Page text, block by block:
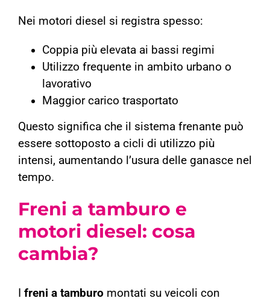
Nei motori diesel si registra spesso:
Coppia più elevata ai bassi regimi
Utilizzo frequente in ambito urbano o
lavorativo
Maggior carico trasportato
Questo significa che il sistema frenante può
essere sottoposto a cicli di utilizzo più
intensi, aumentando l’usura delle ganasce nel
tempo.
Freni a tamburo e
motori diesel: cosa
cambia?
freni a tamburo montati su veicoli con